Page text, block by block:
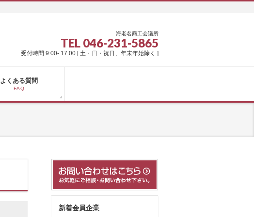
海老名商工会議所
TEL 046-231-5865
受付時間 9:00- 17:00 [ 土・日・祝日、年末年始除く ]
よくある質問
FAQ
新着会員企業